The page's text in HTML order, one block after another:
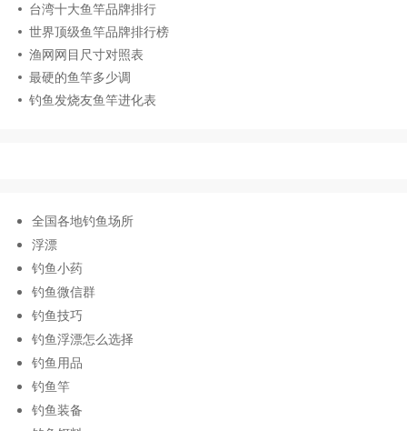
台湾十大鱼竿品牌排行
世界顶级鱼竿品牌排行榜
渔网网目尺寸对照表
最硬的鱼竿多少调
钓鱼发烧友鱼竿进化表
全国各地钓鱼场所
浮漂
钓鱼小药
钓鱼微信群
钓鱼技巧
钓鱼浮漂怎么选择
钓鱼用品
钓鱼竿
钓鱼装备